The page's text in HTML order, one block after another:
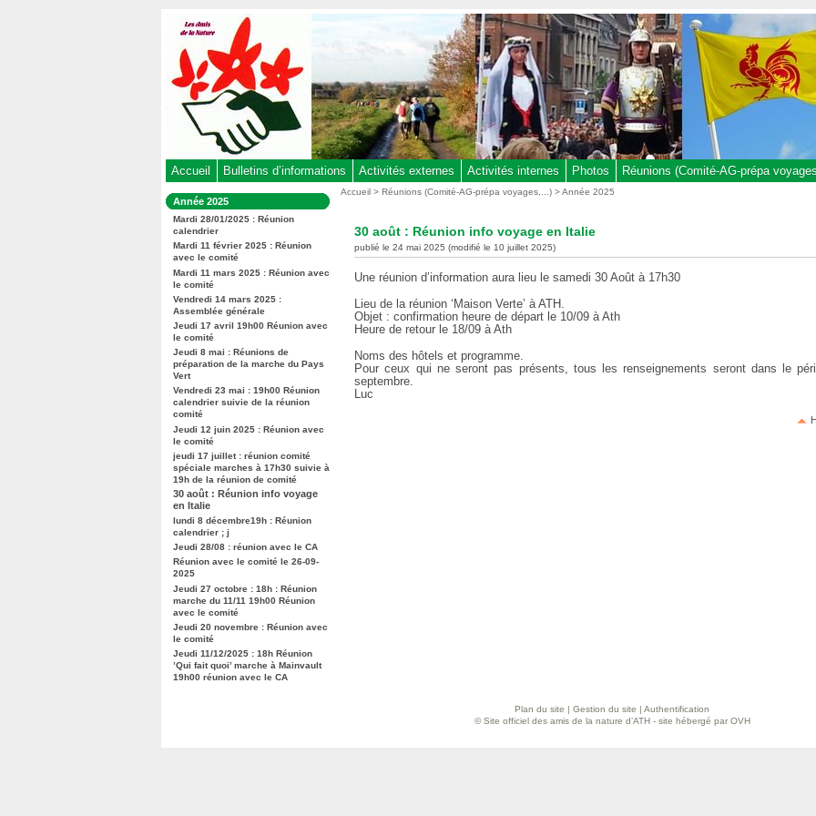
Accueil Bulletins d’informations Activités externes Activités internes Photos Réunions (Comité-AG-prépa
Dans
la
rubrique
:
Année 2025
Mardi 28/01/2025 : Réunion
calendrier
Mardi 11 février 2025 : Réunion
avec le comité
Mardi 11 mars 2025 : Réunion avec
le comité
Vendredi 14 mars 2025 :
Assemblée générale
Jeudi 17 avril 19h00 Réunion avec
le comité
Jeudi 8 mai : Réunions de
préparation de la marche du Pays
Vert
Vendredi 23 mai : 19h00 Réunion
calendrier suivie de la réunion
comité
Jeudi 12 juin 2025 : Réunion avec
le comité
jeudi 17 juillet : réunion comité
spéciale marches à 17h30 suivie à
19h de la réunion de comité
30 août : Réunion info voyage
en Italie
lundi 8 décembre19h : Réunion
calendrier ; j
Jeudi 28/08 : réunion avec le CA
Réunion avec le comité le 26-09-
2025
Jeudi 27 octobre : 18h : Réunion
marche du 11/11 19h00 Réunion
avec le comité
Jeudi 20 novembre : Réunion avec
le comité
Jeudi 11/12/2025 : 18h Réunion
’Qui fait quoi’ marche à Mainvault
19h00 réunion avec le CA
Vous
Accueil >Réunions (Comité-AG-prépa voyages,...) >Année 2025
30 août : Réunion info voyage en Italie
publié le 24 mai 2025 (modifié le 10 juillet 2025)
Une réunion d’information aura lieu le samedi 30 Août à 17h30
Lieu de la réunion ‘Maison Verte’ à ATH.
Objet : confirmation heure de départ le 10/09 à Ath
Heure de retour le 18/09 à Ath
Noms des hôtels et programme.
Pour ceux qui ne seront pas présents, tous les renseignements seront dans le
septembre.
Luc
Plan du site | Gestion du site | Authentification
© Site officiel des amis de la nature d’ATH - site hébergé par OVH